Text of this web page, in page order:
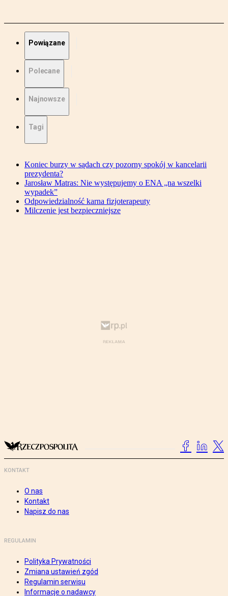
Powiązane
Polecane
Najnowsze
Tagi
Koniec burzy w sądach czy pozorny spokój w kancelarii
prezydenta?
Jarosław Matras: Nie występujemy o ENA „na wszelki
wypadek”
Odpowiedzialność karna fizjoterapeuty
Milczenie jest bezpieczniejsze
KONTAKT
O nas
Kontakt
Napisz do nas
REGULAMIN
Polityka Prywatności
Zmiana ustawień zgód
Regulamin serwisu
Informacje o nadawcy